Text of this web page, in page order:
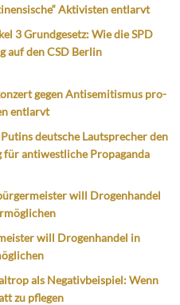
Aktivisten entlarvt
3 Grundgesetz: Wie die SPD
auf den CSD Berlin
gegen Antisemitismus pro-
entlarvt
deutsche Lautsprecher den
für antiwestliche Propaganda
will Drogenhandel
will Drogenhandel in
als Negativbeispiel: Wenn
zu pflegen